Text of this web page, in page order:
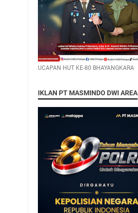
UCAPAN HUT KE-80 BHAYANGKARA
IKLAN PT MASMINDO DWI AREA